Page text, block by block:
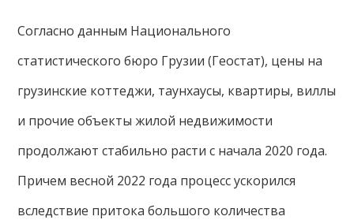
Согласно данным Национального
статистического бюро Грузии (Геостат), цены на
грузинские коттеджи, таунхаусы, квартиры, виллы
и прочие объекты жилой недвижимости
продолжают стабильно расти с начала 2020 года.
Причем весной 2022 года процесс ускорился
вследствие притока большого количества